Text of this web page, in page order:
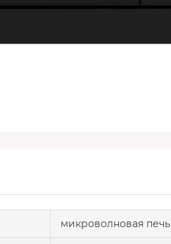
микроволновая печь